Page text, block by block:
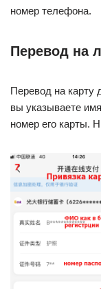
номер телефона.
Перевод на
Перевод на карту
вы указываете
номер его карты.